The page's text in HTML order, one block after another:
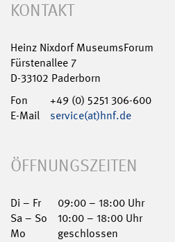
KONTAKT
Heinz Nixdorf MuseumsForum
Fürstenallee 7
D-33102 Paderborn
Fon
+49 (0) 5251 306-600
E-Mail
service(at)hnf.de
ÖFFNUNGSZEITEN
Di – Fr
09:00 – 18:00 Uhr
Sa – So
10:00 – 18:00 Uhr
Mo
geschlossen